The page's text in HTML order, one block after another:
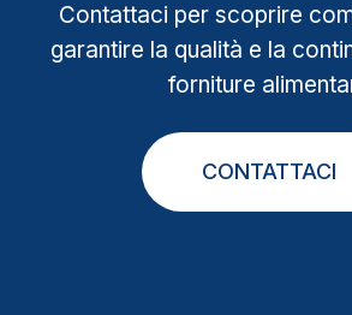
Contattaci per scoprire
garantire la qualità e la
forniture
CONTATTACI